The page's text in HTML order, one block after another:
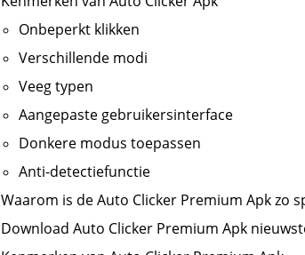
Onbeperkt klikken
Verschillende modi
Veeg typen
Aangepaste gebruikersinterface
Donkere modus toepassen
Anti-detectiefunctie
Waarom is de Auto Clicker Premium Apk zo
Download Auto Clicker Premium Apk